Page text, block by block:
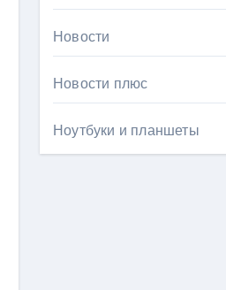
Новости
Новости плюс
Ноутбуки и планшеты